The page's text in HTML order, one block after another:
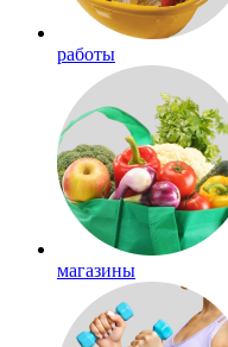
работы
магазины